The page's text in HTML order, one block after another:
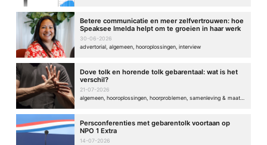
Betere communicatie en meer zelfvertrouwen: hoe
Speaksee Imelda helpt om te groeien in haar werk
30-06-2026
advertorial, algemeen, hooroplossingen, interview
Dove tolk en horende tolk gebarentaal: wat is het
verschil?
21-07-2026
Persconferenties met gebarentolk voortaan op
NPO 1 Extra
14-07-2026